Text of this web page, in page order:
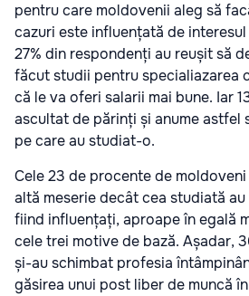
pentru care moldovenii aleg să
cazuri este influențată de
27% din respondenți au reușit să
făcut studii pentru specialiazarea
că le va oferi salarii mai bune. Iar
ascultat de părinți și anume astfel
pe care au studiat-o.
Cele 23 de procente de
altă meserie decât cea studiată
fiind influențați, aproape în egală
cele trei motive de bază. Așadar,
și-au schimbat profesia
găsirea unui post liber de muncă